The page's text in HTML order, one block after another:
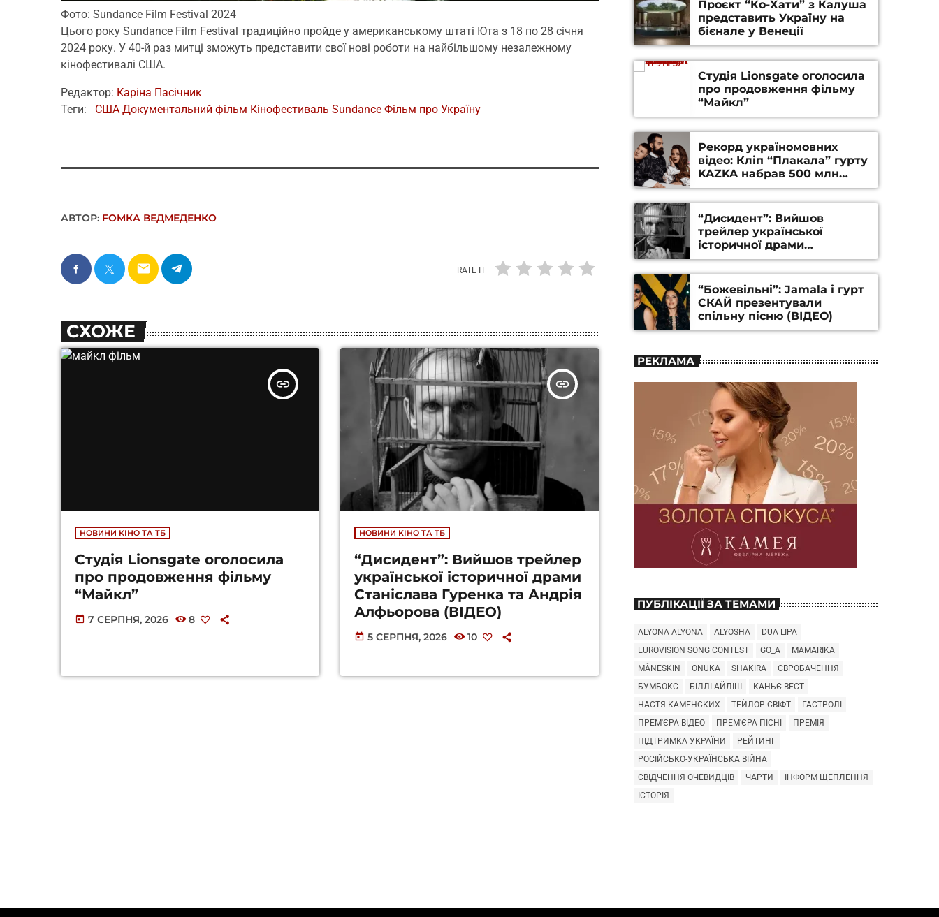
Фото: Sundance Film Festival 2024
Цього року Sundance Film Festival традиційно пройде у американському штаті Юта з 18 по 28 січня
2024 року. У 40-й раз митці зможуть представити свої нові роботи на найбільшому незалежному
кінофестивалі США.
Редактор: Каріна Пасічник
Теги: США Документальний фільм Кінофестиваль Sundance Фільм про Україну
АВТОР: FОMКА ВЕДМЕДЕНКО
email RATE IT
СХОЖЕ
insert_link
НОВИНИ КІНО ТА ТБ
Студія Lionsgate оголосила
про продовження фільму
“Майкл”
today 7 СЕРПНЯ, 2026 8
insert_link
НОВИНИ КІНО ТА ТБ
“Дисидент”: Вийшов трейлер
української історичної драми
Станіслава Гуренка та Андрія
Алфьорова (ВІДЕО)
today 5 СЕРПНЯ, 2026 10
Проєкт “Ко-Хати” з Калуша
представить Україну на
бієнале у Венеції
Студія Lionsgate оголосила
про продовження фільму
“Майкл”
Рекорд україномовних
відео: Кліп “Плакала” гурту
KAZKA набрав 500 млн
переглядів на YouTube
“Дисидент”: Вийшов
трейлер української
історичної драми
Станіслава Гуренка та
Андрія Алфьорова (ВІДЕО)
“Божевільні”: Jamala і гурт
СКАЙ презентували
спільну пісню (ВІДЕО)
РЕКЛАМА
ПУБЛІКАЦІЇ ЗА ТЕМАМИ
ALYONA ALYONA ALYOSHA
DUA LIPA
EUROVISION SONG CONTEST
GO_A
MAMARIKA
MÅNESKIN
ONUKA SHAKIRA
ЄВРОБАЧЕННЯ
БУМБОКС
БІЛЛІ АЙЛІШ
КАНЬЄ ВЕСТ
НАСТЯ КАМЕНСКИХ
ТЕЙЛОР СВІФТ
ГАСТРОЛІ
ПРЕМ'ЄРА ВІДЕО
ПРЕМ'ЄРА ПІСНІ
ПРЕМІЯ
ПІДТРИМКА УКРАЇНИ
РЕЙТИНГ
РОСІЙСЬКО-УКРАЇНСЬКА ВІЙНА
СВІДЧЕННЯ ОЧЕВИДЦІВ
ЧАРТИ
ІНФОРМ ЩЕПЛЕННЯ
ІСТОРІЯ